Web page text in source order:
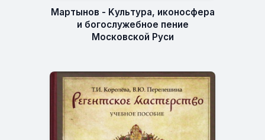
Мартынов - Kультура, иконосфера
и богослужебное пение
Московской Руси